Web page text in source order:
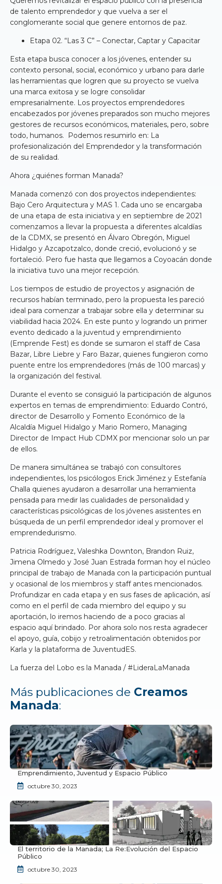
de talento emprendedor y que vuelva a ser el
conglomerante social que genere entornos de paz.
Etapa 02. “Las 3 C” – Conectar, Captar y Capacitar
Esta etapa busca conocer a los jóvenes, entender su
contexto personal, social, económico y urbano para darle
las herramientas que logren que su proyecto se vuelva
una marca exitosa y se logre consolidar
empresarialmente. Los proyectos emprendedores
encabezados por jóvenes preparados son mucho mejores
gestores de recursos económicos, materiales, pero, sobre
todo, humanos. Podemos resumirlo en: La
profesionalización del Emprendedor y la transformación
de su realidad.
Ahora ¿quiénes forman Manada?
Manada comenzó con dos proyectos independientes:
Bajo Cero Arquitectura y MAS 1. Cada uno se encargaba
de una etapa de esta iniciativa y en septiembre de 2021
comenzamos a llevar la propuesta a diferentes alcaldías
de la CDMX, se presentó en Álvaro Obregón, Miguel
Hidalgo y Azcapotzalco, donde creció, evolucionó y se
fortaleció. Pero fue hasta que llegamos a Coyoacán donde
la iniciativa tuvo una mejor recepción.
Los tiempos de estudio de proyectos y asignación de
recursos habían terminado, pero la propuesta les pareció
ideal para comenzar a trabajar sobre ella y determinar su
viabilidad hacia 2024. En este punto y logrando un primer
evento dedicado a la juventud y emprendimiento
(Emprende Fest) es donde se sumaron el staff de Casa
Bazar, Libre Liebre y Faro Bazar, quienes fungieron como
puente entre los emprendedores (más de 100 marcas) y
la organización del festival.
Durante el evento se consiguió la participación de algunos
expertos en temas de emprendimiento: Eduardo Contró,
director de Desarrollo y Fomento Económico de la
Alcaldía Miguel Hidalgo y Mario Romero, Managing
Director de Impact Hub CDMX por mencionar solo un par
de ellos.
De manera simultánea se trabajó con consultores
independientes, los psicólogos Erick Jiménez y Estefanía
Challa quienes ayudaron a desarrollar una herramienta
pensada para medir las cualidades de personalidad y
características psicológicas de los jóvenes asistentes en
búsqueda de un perfil emprendedor ideal y promover el
emprendedurismo.
Patricia Rodríguez, Valeshka Downton, Brandon Ruiz,
Jimena Olmedo y José Juan Estrada forman hoy el núcleo
principal de trabajo de Manada con la participación puntual
y ocasional de los miembros y staff antes mencionados.
Profundizar en cada etapa y en sus fases de aplicación, así
como en el perfil de cada miembro del equipo y su
aportación, lo iremos haciendo de a poco gracias al
espacio aquí brindado. Por ahora solo nos resta agradecer
el apoyo, guía, cobijo y retroalimentación obtenidos por
Karla y la plataforma de JuventudES.
La fuerza del Lobo es la Manada / #LideraLaManada
Más publicaciones de Creamos
Manada:
Emprendimiento, Juventud y Espacio Público
octubre 30, 2023
El territorio de la Manada; La Re:Evolución del Espacio
Público
octubre 30, 2023